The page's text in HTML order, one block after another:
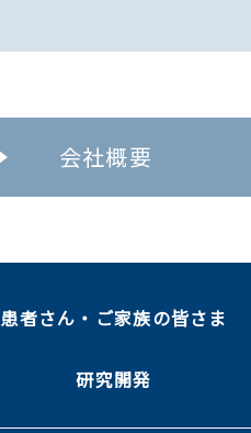
会社概要
患者さん・ご家族の皆さま
研究開発